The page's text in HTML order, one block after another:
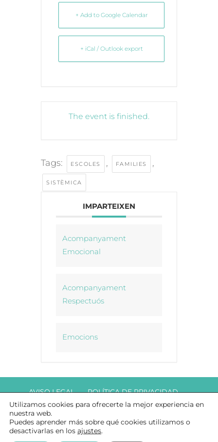
+ Add to Google Calendar
+ iCal / Outlook export
The event is finished.
Tags: ESCOLES , FAMILIES ,
SISTÈMICA
IMPARTEIXEN
Acompanyament
Emocional
Acompanyament
Respectuós
Emocions
AVISO LEGAL
POLÍTICA DE PRIVACIDAD
COOKIES
© COPYRIGHT DAMARA ACOMPANYAMENT TERAPÈUTIC A
Utilizamos cookies para ofrecerte la mejor experiencia en
nuestra web.
Puedes aprender más sobre qué cookies utilizamos o
desactivarlas en los ajustes.